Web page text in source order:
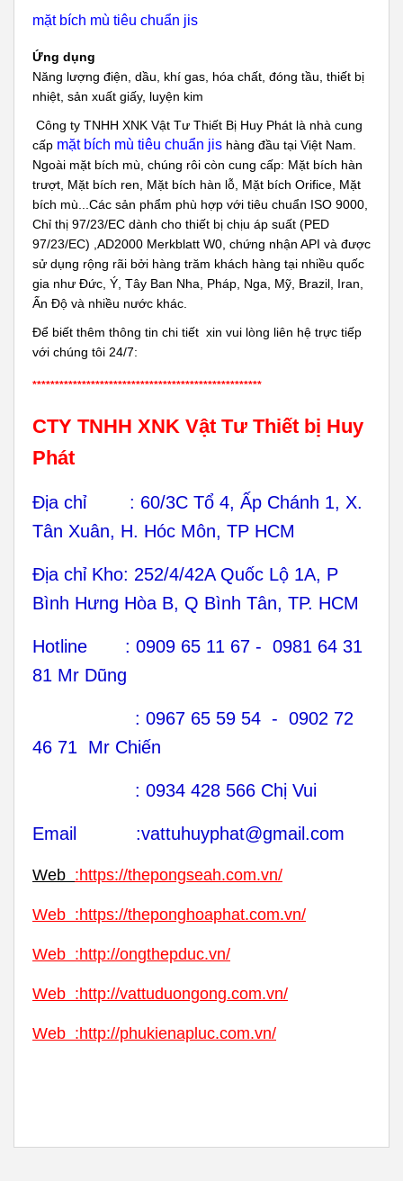
mặt bích mù tiêu chuẩn jis
Ứng dụng
Năng lượng điện, dầu, khí gas, hóa chất, đóng tầu, thiết bị
nhiệt, sản xuất giấy, luyện kim
Công ty TNHH XNK Vật Tư Thiết Bị Huy Phát là nhà cung
cấp mặt bích mù tiêu chuẩn jis hàng đầu tại Việt Nam.
Ngoài mặt bích mù, chúng rôi còn cung cấp: Mặt bích hàn
trượt, Mặt bích ren, Mặt bích hàn lỗ, Mặt bích Orifice, Mặt
bích mù...Các sản phẩm phù hợp với tiêu chuẩn ISO 9000,
Chỉ thị 97/23/EC dành cho thiết bị chịu áp suất (PED
97/23/EC) ,AD2000 Merkblatt W0, chứng nhận API và được
sử dụng rộng rãi bởi hàng trăm khách hàng tại nhiều quốc
gia như Đức, Ý, Tây Ban Nha, Pháp, Nga, Mỹ, Brazil, Iran,
Ấn Độ và nhiều nước khác.
Để biết thêm thông tin chi tiết xin vui lòng liên hệ trực tiếp
với chúng tôi 24/7:
***************************************************
CTY TNHH XNK Vật Tư Thiết bị Huy
Phát
Địa chỉ : 60/3C Tổ 4, Ấp Chánh 1, X.
Tân Xuân, H. Hóc Môn, TP HCM
Địa chỉ Kho: 252/4/42A Quốc Lộ 1A, P
Bình Hưng Hòa B, Q Bình Tân, TP. HCM
Hotline : 0909 65 11 67 - 0981 64 31
81 Mr Dũng
: 0967 65 59 54 - 0902 72
46 71 Mr Chiến
: 0934 428 566 Chị Vui
Email :vattuhuyphat@gmail.com
Web :https://thepongseah.com.vn/
Web :https://theponghoaphat.com.vn/
Web :http://ongthepduc.vn/
Web :http://vattuduongong.com.vn/
Web :http://phukienapluc.com.vn/